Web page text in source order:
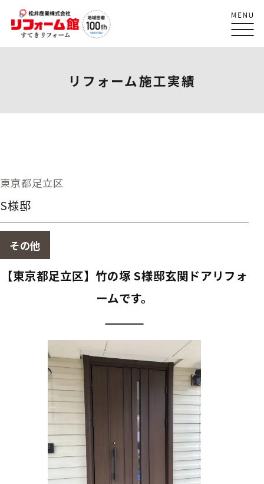
リフォーム施工実績
東京都足立区
S様邸
その他
【東京都足立区】竹の塚 S様邸玄関ドアリフォ
ームです。